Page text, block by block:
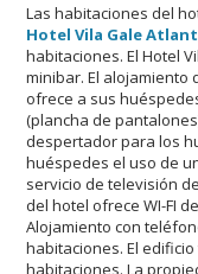
Las habitaciones del
Hotel Vila Gale
habitaciones. El Hotel
minibar. El alojamiento
ofrece a sus
(plancha de
despertador para los
huéspedes el uso de
servicio de televisión
del hotel ofrece WI-FI
Alojamiento con
habitaciones. El
habitaciones. La